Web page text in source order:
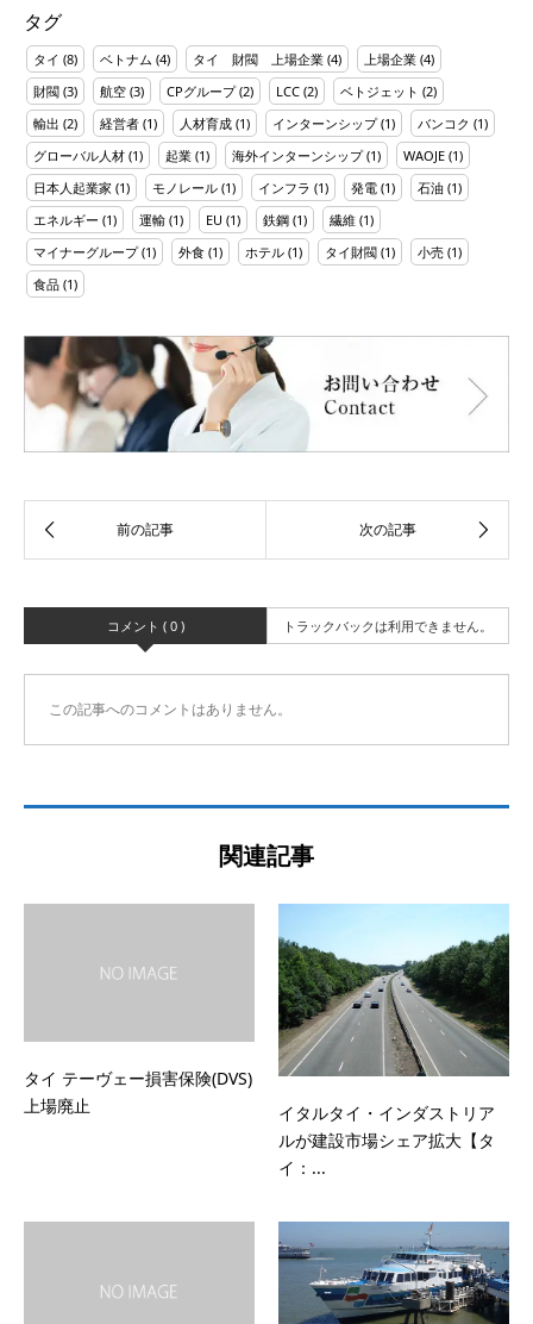
タグ
タイ (8) ベトナム (4) タイ 財閥 上場企業 (4) 上場企業 (4)
財閥 (3) 航空 (3) CPグループ(2) LCC (2) ベトジェット (2)
輸出 (2) 経営者 (1) 人材育成 (1) インターンシップ(1) バンコク (1)
グローバル人材 (1) 起業 (1) 海外インターンシップ(1) WAOJE (1)
日本人起業家 (1) モノレール (1) インフラ (1) 発電 (1) 石油 (1)
エネルギー (1) 運輸 (1) EU (1) 鉄鋼 (1) 繊維 (1)
マイナーグループ(1) 外食 (1) ホテル (1) タイ財閥 (1) 小売 (1)
食品 (1)
コメント ( 0 ) トラックバックは利用できません。
この記事へのコメントはありません。
関連記事
タイ テーヴェー損害保険(DVS)
上場廃止
イタルタイ・インダストリア
ルが建設市場シェア拡大【タ
イ：...